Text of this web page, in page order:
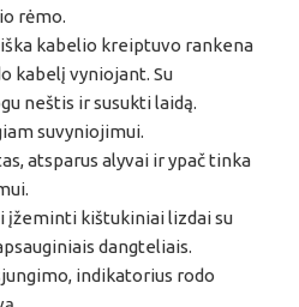
rėmo.
kabelio kreiptuvo rankena
kabelį vyniojant. Su
neštis ir susukti laidą.
suvyniojimui.
atsparus alyvai ir ypač tinka
įžeminti kištukiniai lizdai su
dangteliais.
indikatorius rodo